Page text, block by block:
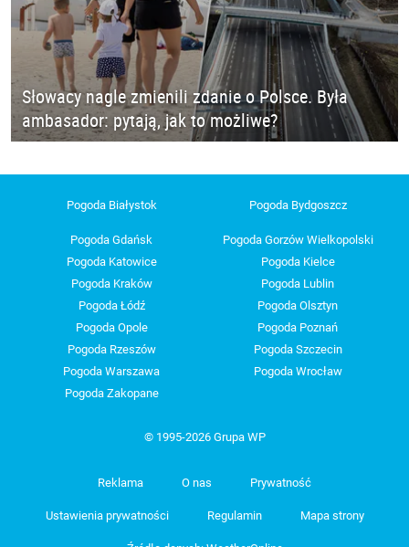
Słowacy nagle zmienili zdanie o Polsce. Była
ambasador: pytają, jak to możliwe?
Pogoda Białystok Pogoda Bydgoszcz
Pogoda Gdańsk
Pogoda Gorzów Wielkopolski
Pogoda Katowice
Pogoda Kielce
Pogoda Kraków
Pogoda Lublin
Pogoda Łódź
Pogoda Olsztyn
Pogoda Opole
Pogoda Poznań
Pogoda Rzeszów
Pogoda Szczecin
Pogoda Warszawa
Pogoda Wrocław
Pogoda Zakopane
© 1995-2026 Grupa WP
Reklama O nas Prywatność
Ustawienia prywatności Regulamin Mapa strony